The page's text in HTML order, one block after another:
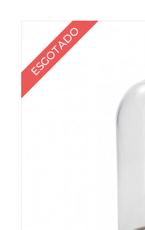
ESGOTADO